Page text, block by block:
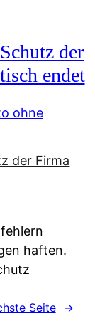
der
endet
ohne
haften.
Seite →